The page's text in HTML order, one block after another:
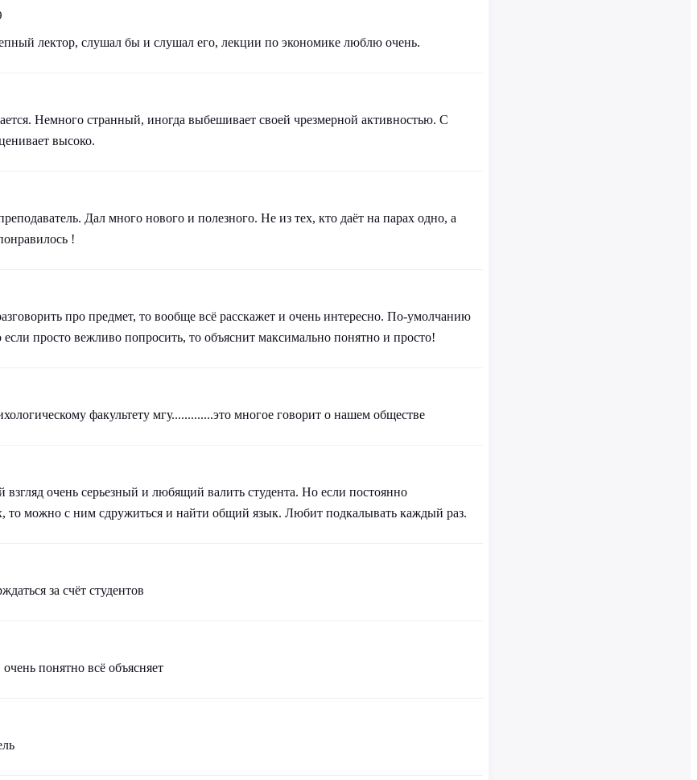
лектор, слушал бы и слушал его, лекции по экономике люблю очень.
Немного странный, иногда выбешивает своей чрезмерной активностью. С
высоко.
Дал много нового и полезного. Не из тех, кто даёт на парах одно, а
!
про предмет, то вообще всё расскажет и очень интересно. По-умолчанию
если просто вежливо попросить, то объяснит максимально понятно и просто!
факультету мгу.............это многое говорит о нашем обществе
взгляд очень серьезный и любящий валить студента. Но если постоянно
то можно с ним сдружиться и найти общий язык. Любит подкалывать каждый раз.
за счёт студентов
понятно всё объясняет